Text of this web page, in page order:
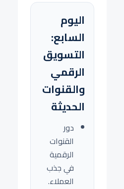
اليوم
السابع:
التسويق
الرقمي
والقنوات
الحديثة
دور
القنوات
الرقمية
في جذب
العملاء.